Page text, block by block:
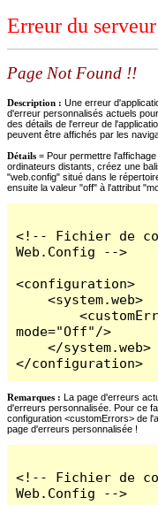
Erreur du
Page Not Found !!
Description : Une erreur
d'erreur personnalisés actuels
des détails de l'erreur de
peuvent être affichés par les
Détails = Pour permettre
ordinateurs distants, créez une
"web.config" situé dans le
ensuite la valeur "off" à l'attribut
<!-- Fichier de
Web.Config -->
<configuration>
    <system.web>
        <customErrors
mode="Off"/>
    </system.web>
</configuration>
Remarques : La page d'erreurs
d'erreurs personnalisée. Pour ce
configuration <customErrors> de
page d'erreurs personnalisée !
<!-- Fichier de
Web.Config -->